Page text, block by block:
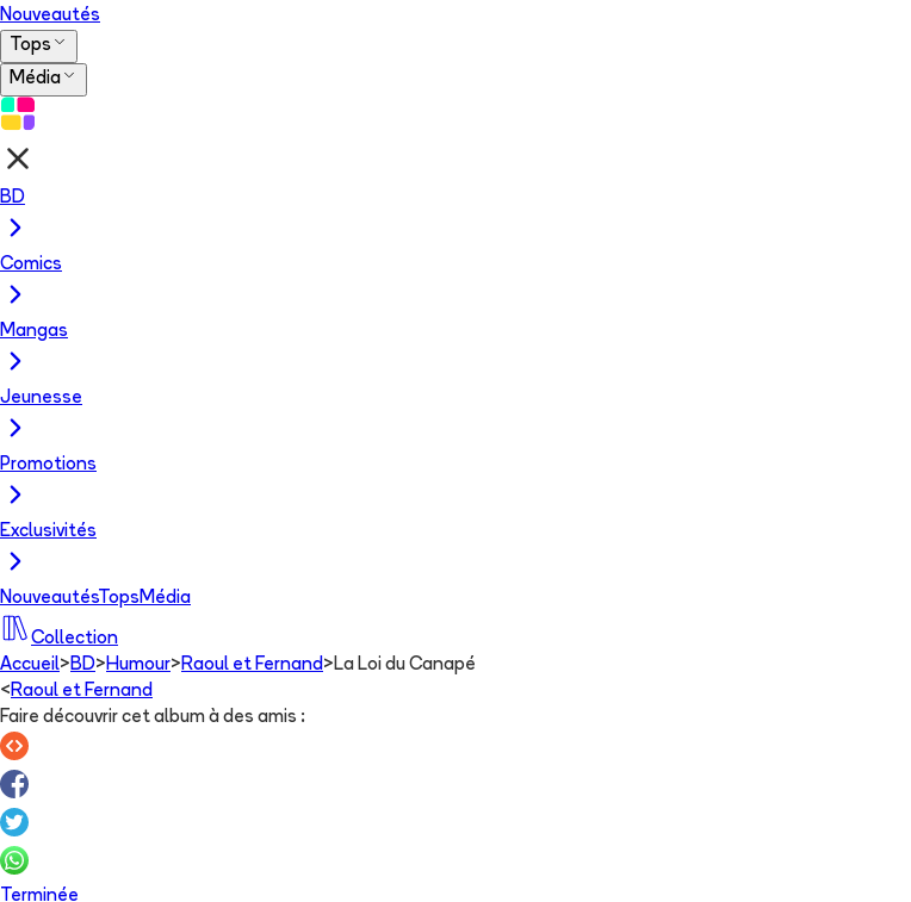
Nouveautés
Tops
Média
BD
Comics
Mangas
Jeunesse
Promotions
Exclusivités
NouveautésTops Média
Collection
Accueil> BD> Humour> Raoul et Fernand > La Loi du Canapé
< Raoul et Fernand
Faire découvrir cet album à des amis :
Terminée